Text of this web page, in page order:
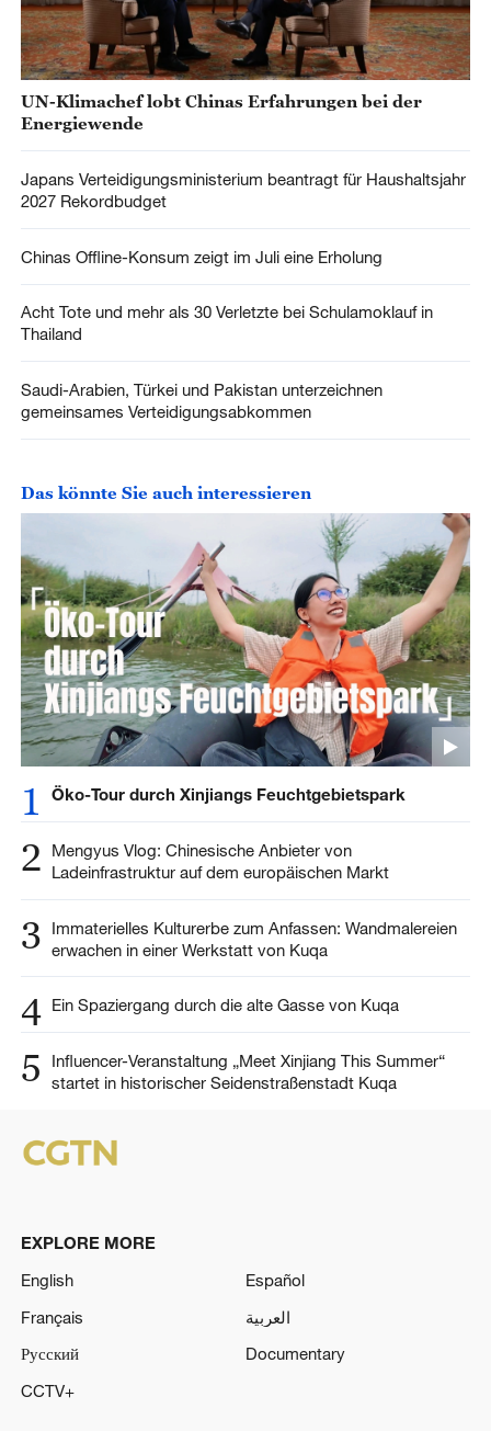
UN-Klimachef lobt Chinas Erfahrungen bei der
Energiewende
Japans Verteidigungsministerium beantragt für Haushaltsjahr
2027 Rekordbudget
Chinas Offline-Konsum zeigt im Juli eine Erholung
Acht Tote und mehr als 30 Verletzte bei Schulamoklauf in
Thailand
Saudi-Arabien, Türkei und Pakistan unterzeichnen
gemeinsames Verteidigungsabkommen
Das könnte Sie auch interessieren
1 Öko-Tour durch Xinjiangs Feuchtgebietspark
2
Mengyus Vlog: Chinesische Anbieter von
Ladeinfrastruktur auf dem europäischen Markt
3
Immaterielles Kulturerbe zum Anfassen: Wandmalereien
erwachen in einer Werkstatt von Kuqa
4 Ein Spaziergang durch die alte Gasse von Kuqa
5
Influencer-Veranstaltung „Meet Xinjiang This Summer“
startet in historischer Seidenstraßenstadt Kuqa
EXPLORE MORE
English
Español
Français
العربية
Русский
Documentary
CCTV+